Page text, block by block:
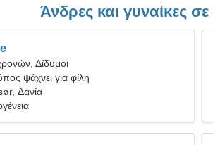
Άνδρες και γυναίκες
Δίδυμοι
ψάχνει για φίλη
Δανία